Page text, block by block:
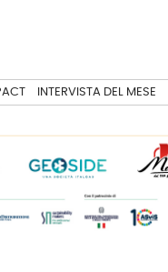
INTERVISTA DEL MESE